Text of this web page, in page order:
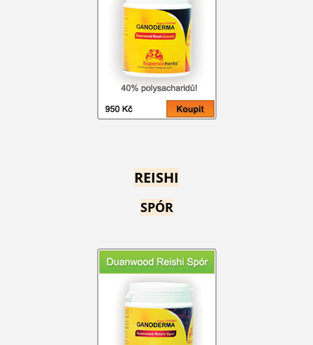
REISHI
SPÓR